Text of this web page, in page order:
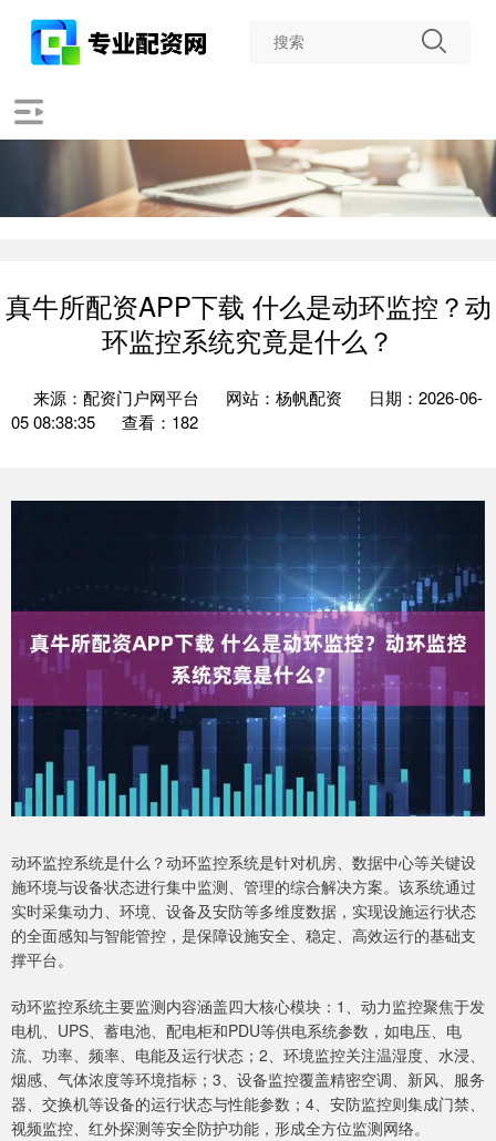
真牛所配资APP下载 什么是动环监控？动
环监控系统究竟是什么？
来源：配资门户网平台 网站：杨帆配资
日期：2026-06-
05 08:38:35
查看：182
动环监控系统是什么？动环监控系统是针对机房、数据中心等关键设
施环境与设备状态进行集中监测、管理的综合解决方案。该系统通过
实时采集动力、环境、设备及安防等多维度数据，实现设施运行状态
的全面感知与智能管控，是保障设施安全、稳定、高效运行的基础支
撑平台。
动环监控系统主要监测内容涵盖四大核心模块：1、动力监控聚焦于发
电机、UPS、蓄电池、配电柜和PDU等供电系统参数，如电压、电
流、功率、频率、电能及运行状态；2、环境监控关注温湿度、水浸、
烟感、气体浓度等环境指标；3、设备监控覆盖精密空调、新风、服务
器、交换机等设备的运行状态与性能参数；4、安防监控则集成门禁、
视频监控、红外探测等安全防护功能，形成全方位监测网络。